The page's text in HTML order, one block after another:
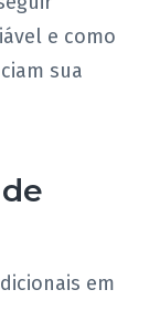
e como
sua
em